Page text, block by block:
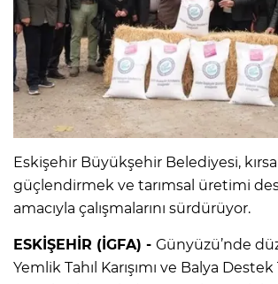
Eskişehir Büyükşehir Belediyesi,
güçlendirmek ve tarımsal üretimi
amacıyla çalışmalarını sürdürüyor.
ESKİŞEHİR (İGFA) - Günyüzü’nde
Yemlik Tahıl Karışımı ve Balya Destek